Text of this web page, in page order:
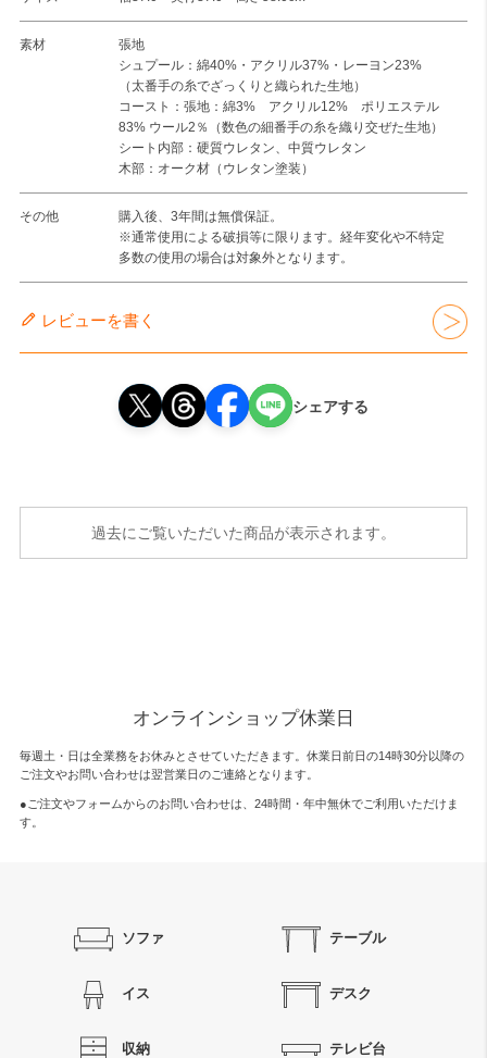
素材
張地
シュプール：綿40%・アクリル37%・レーヨン23%
（太番手の糸でざっくりと織られた生地）
コースト：張地：綿3% アクリル12% ポリエステル
83% ウール2％（数色の細番手の糸を織り交ぜた生地）
シート内部：硬質ウレタン、中質ウレタン
木部：オーク材（ウレタン塗装）
その他
購入後、3年間は無償保証。
※通常使用による破損等に限ります。経年変化や不特定
多数の使用の場合は対象外となります。
レビューを書く
シェアする
過去にご覧いただいた商品が表示されます。
オンラインショップ休業日
毎週土・日は全業務をお休みとさせていただきます。休業日前日の14時30分以降の
ご注文やお問い合わせは翌営業日のご連絡となります。
●ご注文やフォームからのお問い合わせは、 24時間・年中無休でご利用いただけま
す。
ソファ テーブル
イス デスク
収納 テレビ台